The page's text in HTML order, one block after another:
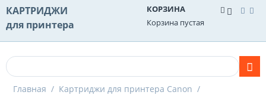
КАРТРИДЖИ
для принтера
КОРЗИНА
Корзина пустая
Главная / Картриджи для принтера Canon /